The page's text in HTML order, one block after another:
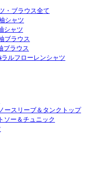
・ブラウス全て
シャツ
シャツ
ブラウス
ブラウス
ラルフローレンシャツ
ースリーブ＆タンクトップ
ソー＆チュニック